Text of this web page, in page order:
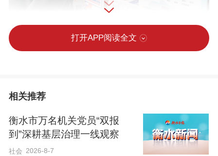
求职学子答疑解惑，精准匹配岗位，吸引
大批学生咨询、投递简历。同时，公司结
合刷单返利、校园贷、虚假兼职、保险诈
骗等校园高发骗局，通过发放折页、现场
打开APP阅读全文
相关推荐
衡水市万名机关党员“双报
到”深耕基层治理一线观察
社会 2026-8-7